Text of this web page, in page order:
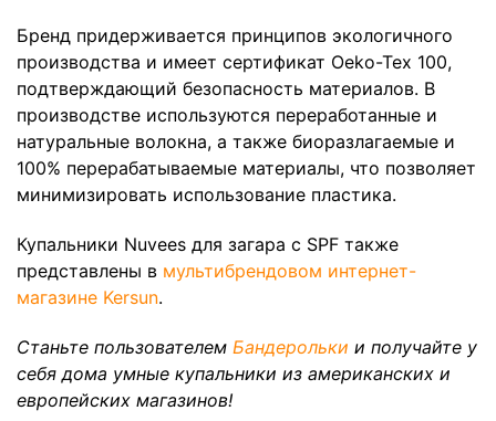
Бренд придерживается принципов экологичного
производства и имеет сертификат Oeko-Tex 100,
подтверждающий безопасность материалов. В
производстве используются переработанные и
натуральные волокна, а также биоразлагаемые и
100% перерабатываемые материалы, что позволяет
минимизировать использование пластика.
Купальники Nuvees для загара с SPF также
представлены в мультибрендовом интернет-
магазине Kersun.
Станьте пользователем Бандерольки и получайте у
себя дома умные купальники из американских и
европейских магазинов!